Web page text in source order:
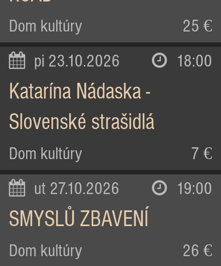
Dom kultúry 25 €
pi 23.10.2026 18:00
Katarína Nádaska -
Slovenské strašidlá
Dom kultúry 7 €
ut 27.10.2026 19:00
SMYSLŮ ZBAVENÍ
Dom kultúry 26 €